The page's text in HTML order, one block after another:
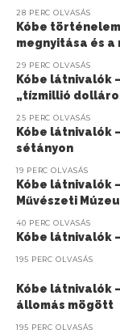
28 PERC OLVASÁS
Kóbe
megnyitása és
29 PERC OLVASÁS
Kóbe látnivalók
„tízmillió
25 PERC OLVASÁS
Kóbe látnivalók
sétányon
19 PERC OLVASÁS
Kóbe látnivalók
Művészeti
40 PERC OLVASÁS
Kóbe látnivalók
195 PERC OLVASÁS
Kóbe látnivalók
állomás mögött
195 PERC OLVASÁS